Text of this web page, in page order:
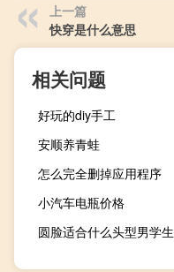
上一篇
快穿是什么意思
相关问题
好玩的diy手工
安顺养青蛙
怎么完全删掉应用程序
小汽车电瓶价格
圆脸适合什么头型男学生